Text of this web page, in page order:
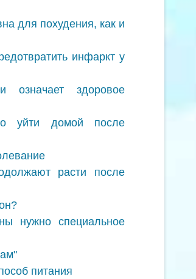
для похудения, как и
инфаркт у
означает здоровое
уйти домой после
расти после
нужно специальное
питания